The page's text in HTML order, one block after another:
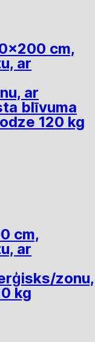
cm,
ar
ar
blīvuma
120 kg
cm,
ar
zonu,
kg